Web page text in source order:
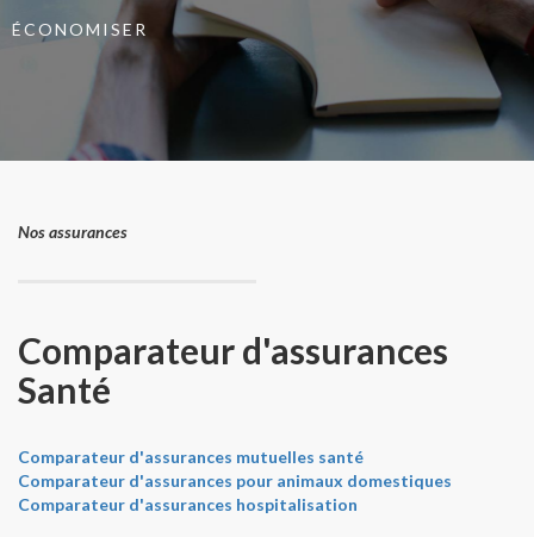
ÉCONOMISER
Nos assurances
Comparateur d'assurances
Santé
Comparateur d'assurances mutuelles santé
Comparateur d'assurances pour animaux domestiques
Comparateur d'assurances hospitalisation